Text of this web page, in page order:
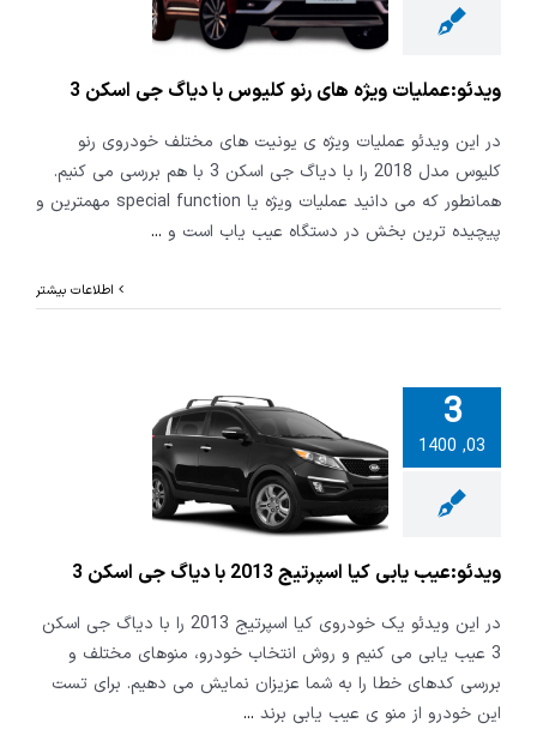
اسکن 3
ویدئو:عملیات ویژه های رنو کلیوس با دیاگ جی اسکن 3
در این ویدئو عملیات ویژه ی یونیت های مختلف خودروی رنو
کلیوس مدل 2018 را با دیاگ جی اسکن 3 با هم بررسی می کنیم.
همانطور که می دانید عملیات ویژه یا special function مهمترین و
پیچیده ترین بخش در دستگاه عیب یاب است و ...
اطلاعات بیشتر
3
03, 1400
یابی کیا
اسکن 3
ویدئو:عیب یابی کیا اسپرتیج 2013 با دیاگ جی اسکن 3
در این ویدئو یک خودروی کیا اسپرتیج 2013 را با دیاگ جی اسکن
3 عیب یابی می کنیم و روش انتخاب خودرو، منوهای مختلف و
بررسی کدهای خطا را به شما عزیزان نمایش می دهیم. برای تست
این خودرو از منو ی عیب یابی برند ...